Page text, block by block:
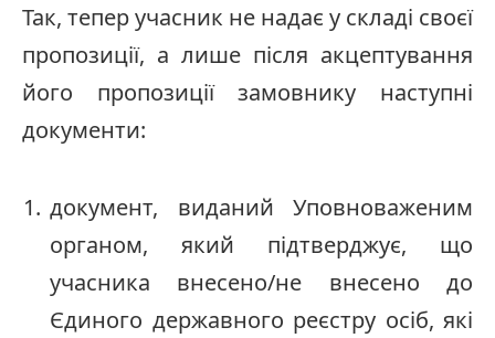
Так, тепер учасник не надає у складі своєї
пропозиції, а лише після акцептування
його пропозиції замовнику наступні
документи:
документ, виданий Уповноваженим
органом, який підтверджує, що
учасника внесено/не внесено до
Єдиного державного реєстру осіб, які